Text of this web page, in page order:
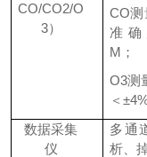
CO/CO2/O
3）
CO测
准 确
M；
O3测
＜
数据采集
仪
多通
析、